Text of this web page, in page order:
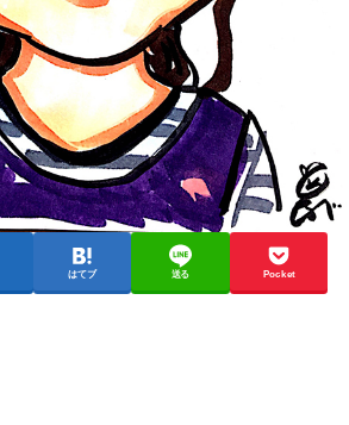
はてブ 送る Pocket